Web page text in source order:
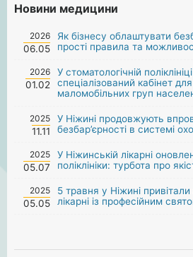
Новини медицини
2026
06.05
Як бізнесу облаштувати
прості правила та
2026
01.02
У стоматологічній
спеціалізований кабінет
маломобільних груп
2025
11.11
У Ніжині продовжують
безбар’єрності в системі
2025
05.07
У Ніжинській лікарні
поліклініки: турбота про
2025
05.05
5 травня у Ніжині
лікарні із професійним